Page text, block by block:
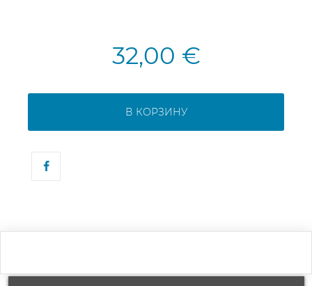
32,00 €
В КОРЗИНУ